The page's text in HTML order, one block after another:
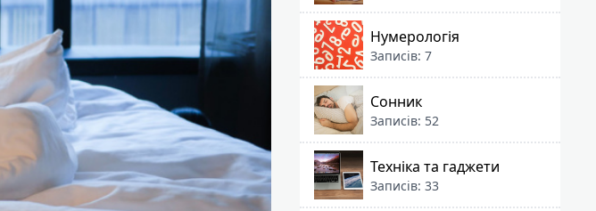
Нумерологія
Записів: 7
Сонник
Записів: 52
Техніка та гаджети
Записів: 33